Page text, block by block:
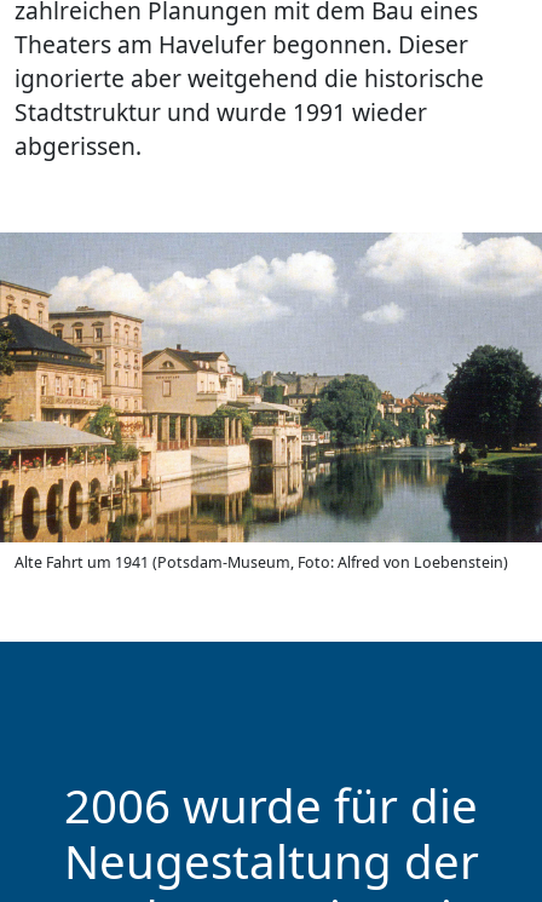
zahlreichen Planungen mit dem Bau eines
Theaters am Havelufer begonnen. Dieser
ignorierte aber weitgehend die historische
Stadtstruktur und wurde 1991 wieder
abgerissen.
Alte Fahrt um 1941 (Potsdam-Museum, Foto: Alfred von Loebenstein)
2006 wurde für die
Neugestaltung der